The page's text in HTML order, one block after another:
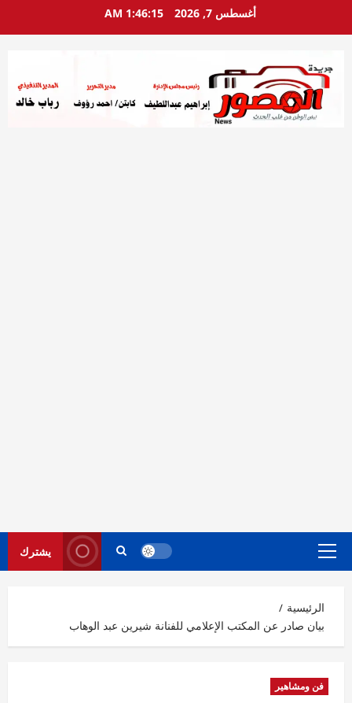
أغسطس 7, 2026 1:46:16 AM
القائمة
يشترك
الرئيسية
بيان صادر عن المكتب الإعلامي للفنانة شيرين عبد الوهاب
فن ومشاهير